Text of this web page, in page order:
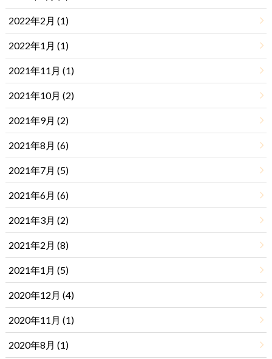
2022年2月 (1)
2022年1月 (1)
2021年11月 (1)
2021年10月 (2)
2021年9月 (2)
2021年8月 (6)
2021年7月 (5)
2021年6月 (6)
2021年3月 (2)
2021年2月 (8)
2021年1月 (5)
2020年12月 (4)
2020年11月 (1)
2020年8月 (1)